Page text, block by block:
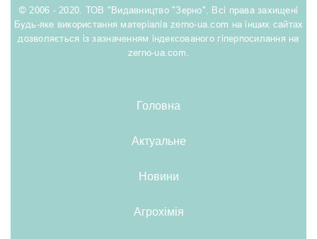
© 2006 - 2020. ТОВ "Видавництво "Зерно". Всі права захищені
Будь-яке використання матеріалів zerno-ua.com на інших сайтах
дозволяється із зазначенням індексованого гіперпосилання на
zerno-ua.com.
Головна
Актуальне
Новини
Агрохімія